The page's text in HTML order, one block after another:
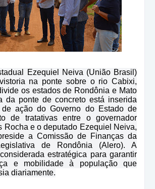
Ezequiel Neiva (União Brasil)
na ponte sobre o rio Cabixi,
os estados de Rondônia e Mato
da ponte de concreto está inserida
ação do Governo do Estado de
de tratativas entre o governador
Rocha e o deputado Ezequiel Neiva,
a Comissão de Finanças da
de Rondônia (Alero). A
estratégica para garantir
e mobilidade à população que
diariamente.